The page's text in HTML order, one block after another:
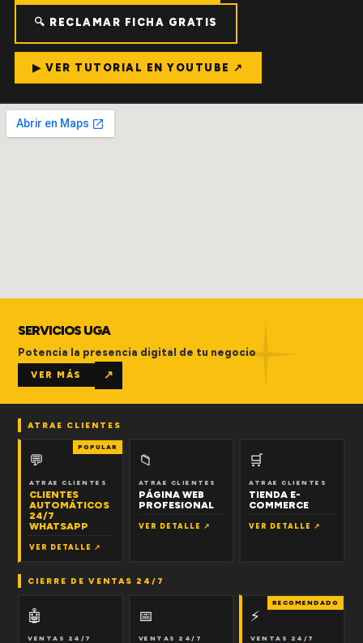
🔍 RECLAMAR FICHA GRATIS
▶ VER TUTORIAL EN YOUTUBE ↗
SERVICIOS UGA
Potencia la presencia digital de tu negocio
VER MÁS ↗
ATRAE CLIENTES
POPULAR
💬
ATRAE CLIENTES
CLIENTES
AUTOMÁTICOS
24/7
WHATSAPP
VER DETALLE ↗
📁
ATRAE CLIENTES
PÁGINA WEB
PROFESIONAL
VER DETALLE ↗
🛒
ATRAE CLIENTES
TIENDA E-
COMMERCE
VER DETALLE ↗
CIERRE DE VENTAS 24/7
🤖
VENTAS 24/7
📅
VENTAS 24/7
RECOMENDADO
⚡
VENTAS 24/7